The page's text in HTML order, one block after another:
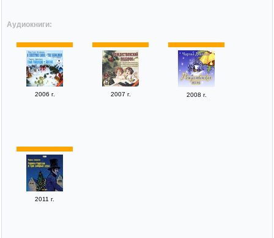
Аудиокниги:
2006 г. 2007 г. 2008 г.
2011 г.